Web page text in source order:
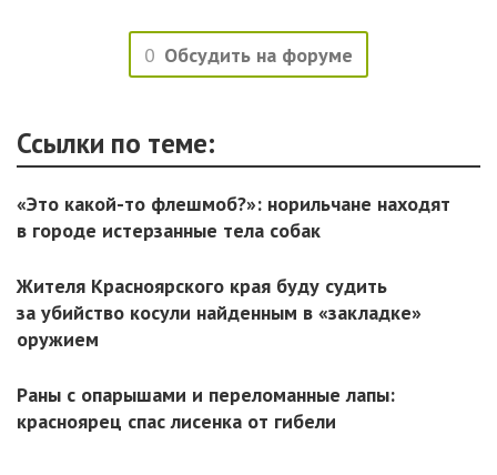
0 Обсудить на форуме
Ссылки по теме:
«Это какой-то флешмоб?»: норильчане находят
в городе истерзанные тела собак
Жителя Красноярского края буду судить
за убийство косули найденным в «закладке»
оружием
Раны с опарышами и переломанные лапы:
красноярец спас лисенка от гибели